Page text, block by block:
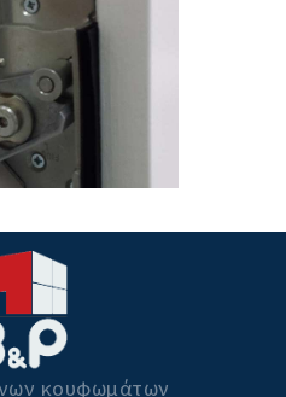
κουφωμάτων